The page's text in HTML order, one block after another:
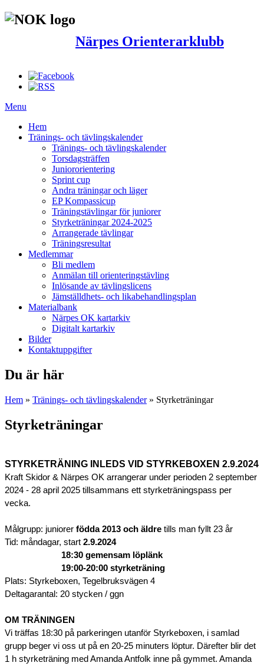
Närpes Orienterarklubb
Menu
Hem
Tränings- och tävlingskalender
Tränings- och tävlingskalender
Torsdagsträffen
Juniororientering
Sprint cup
Andra träningar och läger
EP Kompassicup
Träningstävlingar för juniorer
Styrketräningar 2024-2025
Arrangerade tävlingar
Träningsresultat
Medlemmar
Bli medlem
Anmälan till orienteringstävling
Inlösande av tävlingslicens
Jämställdhets- och likabehandlingsplan
Materialbank
Närpes OK kartarkiv
Digitalt kartarkiv
Bilder
Kontaktuppgifter
Du är här
Hem » Tränings- och tävlingskalender» Styrketräningar
Styrketräningar
STYRKETRÄNING INLEDS VID STYRKEBOXEN 2.9.2024
Kraft Skidor & Närpes OK arrangerar under perioden 2 september
2024 - 28 april 2025 tillsammans ett styrketräningspass per
vecka.
Målgrupp: juniorer födda 2013 och äldre tills man fyllt 23 år
Tid: måndagar, start 2.9.2024
18:30 gemensam löplänk
19:00-20:00 styrketräning
Plats: Styrkeboxen, Tegelbruksvägen 4
Deltagarantal: 20 stycken / ggn
OM TRÄNINGEN
Vi träffas 18:30 på parkeringen utanför Styrkeboxen, i samlad
grupp beger vi oss ut på en 20-25 minuters löptur. Därefter blir det
1 h styrketräning med Amanda Antfolk inne på gymmet. Amanda